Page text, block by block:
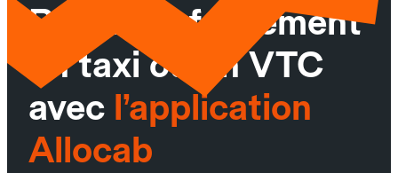
Réservez facilement
un taxi ou un VTC
avec l’application
Allocab